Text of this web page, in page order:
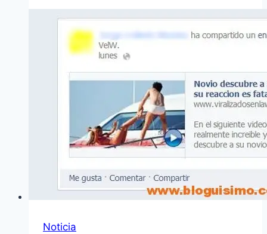
Noticia